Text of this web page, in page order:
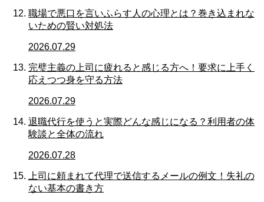
職場で悪口を言いふらす人の心理とは？巻き込まれな
いための賢い対処法
2026.07.29
完璧主義の上司に疲れると感じる方へ！要求に上手く
応えつつ身を守る方法
2026.07.29
退職代行を使うと実際どんな感じになる？利用者の体
験談と全体の流れ
2026.07.28
上司に頼まれて代理で送信するメールの例文！失礼の
ない基本の書き方